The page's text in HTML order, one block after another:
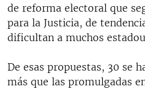
de reforma electoral que
para la Justicia, de
dificultan a muchos
De esas propuestas, 30 se
más que las promulgadas